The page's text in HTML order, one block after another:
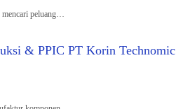
mencari peluang…
& PPIC PT Korin Technomic